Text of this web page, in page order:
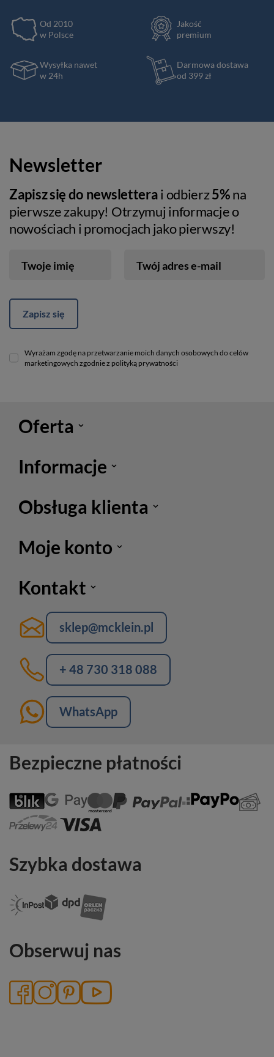
Od 2010
w Polsce
Jakość
premium
Wysyłka nawet
w 24h
Darmowa dostawa
od 399 zł
Newsletter
Zapisz się do newsletterai odbierz5%na
pierwsze zakupy! Otrzymuj informacje o
nowościach i promocjach jako pierwszy!
Twoje imię Twój adres e-mail
Zapisz się
Wyrażam zgodę na przetwarzanie moich danych osobowych do celów
marketingowych zgodnie z polityką prywatności
Oferta
Informacje
Obsługa klienta
Moje konto
Kontakt
sklep@mcklein.pl
+ 48 730 318 088
WhatsApp
Bezpieczne płatności
Szybka dostawa
Obserwuj nas